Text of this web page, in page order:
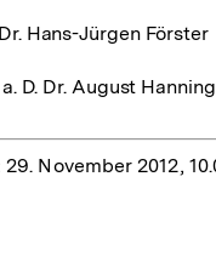
Hans-Jürgen Förster
D. Dr. August Hanning
29. November 2012,